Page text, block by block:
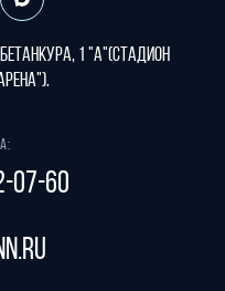
1 "А"(стадион
07-60